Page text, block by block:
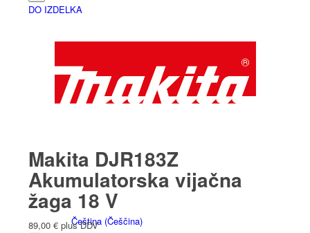
Čeština(Češčina)
DO IZDELKA
Makita DJR183Z
Akumulatorska vijačna
žaga 18 V
89,00 € plus DDV